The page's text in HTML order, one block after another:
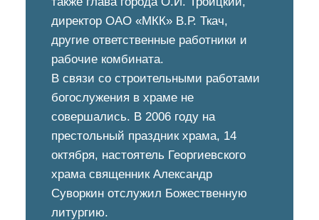
директор ОАО «МКК» В.Р. Ткач,
другие ответственные работники и
рабочие комбината.
В связи со строительными работами
богослужения в храме не
совершались. В 2006 году на
престольный праздник храма, 14
октября, настоятель Георгиевского
храма священник Александр
Суворкин отслужил Божественную
литургию.